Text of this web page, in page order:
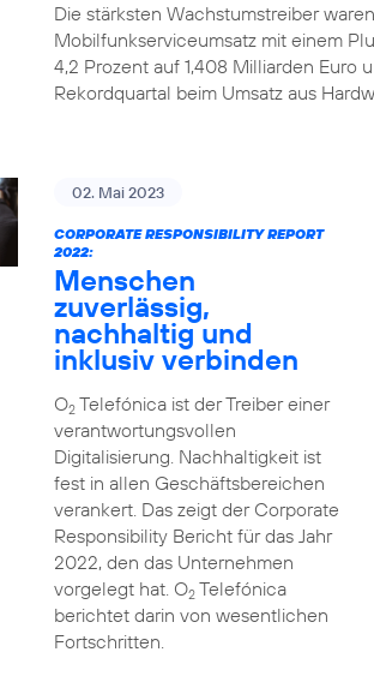
Die stärksten Wachstumstreiber
Mobilfunkserviceumsatz mit einem
4,2 Prozent auf 1,408 Milliarden Euro
Rekordquartal beim Umsatz aus
02. Mai 2023
CORPORATE RESPONSIBILITY REPORT
2022:
Menschen
zuverlässig,
nachhaltig und
inklusiv verbinden
O2Telefónica ist der Treiber einer
verantwortungsvollen
Digitalisierung. Nachhaltigkeit ist
fest in allen Geschäftsbereichen
verankert. Das zeigt der Corporate
Responsibility Bericht für das Jahr
2022, den das Unternehmen
vorgelegt hat. O2Telefónica
berichtet darin von wesentlichen
Fortschritten.